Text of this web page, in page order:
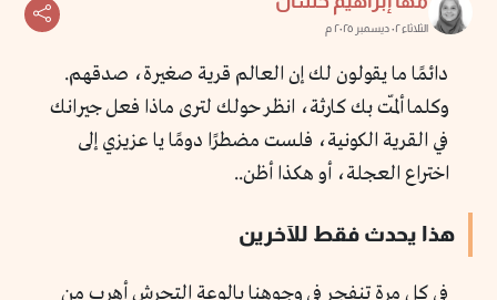
الثلاثاء ٠٢ ديسمبر ٢٠٢٥ م
دائمًا ما يقولون لك إن العالم قرية صغيرة، صدقهم.
وكلما ألمّت بك كارثة، انظر حولك لترى ماذا فعل جيرانك
في القرية الكونية، فلست مضطرًا دومًا يا عزيزي إلى
اختراع العجلة، أو هكذا أظن..
هذا يحدث فقط للآخرين
في كل مرة تنفجر في وجوهنا بالوعة التحرش أهرب من